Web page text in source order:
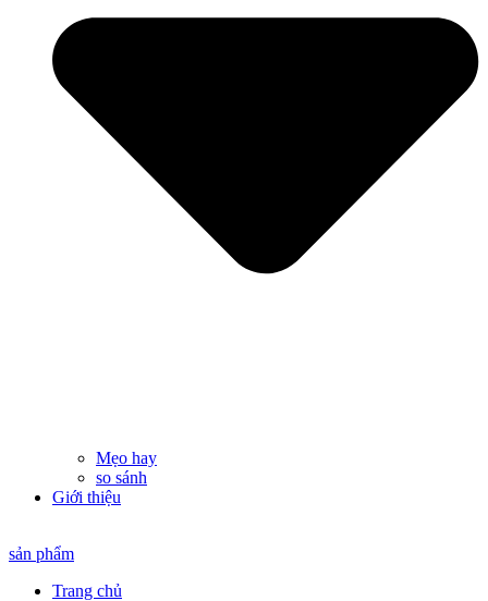
Mẹo hay
so sánh
Giới thiệu
sản phẩm
Trang chủ